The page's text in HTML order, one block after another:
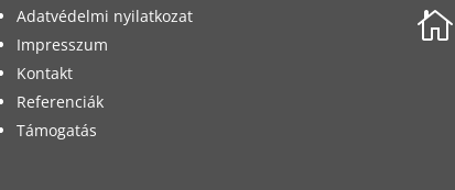
Adatvédelmi nyilatkozat
Impresszum
Kontakt
Referenciák
Támogatás
